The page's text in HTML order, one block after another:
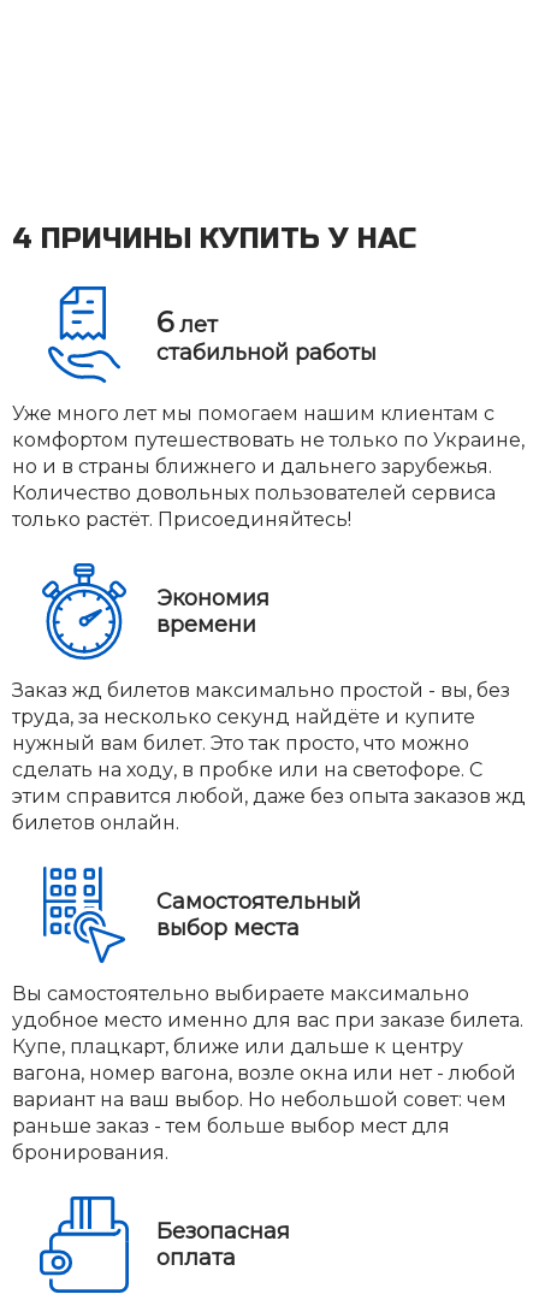
4 ПРИЧИНЫ КУПИТЬ У НАС
6лет
стабильной работы
Уже много лет мы помогаем нашим клиентам с
комфортом путешествовать не только по Украине,
но и в страны ближнего и дальнего зарубежья.
Количество довольных пользователей сервиса
только растёт. Присоединяйтесь!
Экономия
времени
Заказ жд билетов максимально простой - вы, без
труда, за несколько секунд найдёте и купите
нужный вам билет. Это так просто, что можно
сделать на ходу, в пробке или на светофоре. С
этим справится любой, даже без опыта заказов жд
билетов онлайн.
Самостоятельный
выбор места
Вы самостоятельно выбираете максимально
удобное место именно для вас при заказе билета.
Купе, плацкарт, ближе или дальше к центру
вагона, номер вагона, возле окна или нет - любой
вариант на ваш выбор. Но небольшой совет: чем
раньше заказ - тем больше выбор мест для
бронирования.
Безопасная
оплата